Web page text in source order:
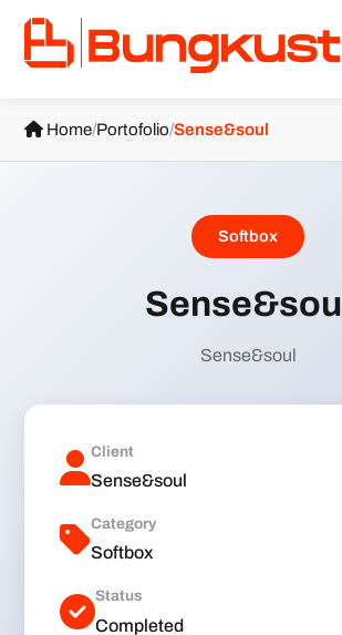
Home/Portofolio/Sense&soul
Softbox
Sense&soul
Sense&soul
Client
Sense&soul
Category
Softbox
Status
Completed